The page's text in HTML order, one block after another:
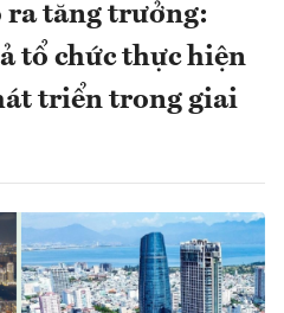
ra tăng trưởng:
tổ chức thực hiện
triển trong giai